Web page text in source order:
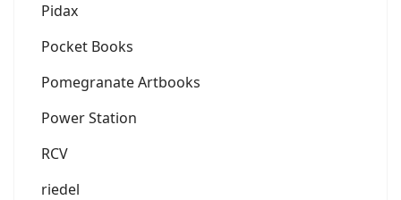
Pidax
Pocket Books
Pomegranate Artbooks
Power Station
RCV
riedel